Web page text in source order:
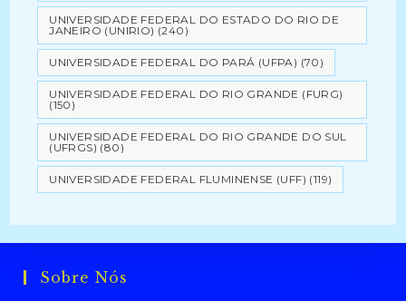
UNIVERSIDADE FEDERAL DO ESTADO DO RIO DE
JANEIRO (UNIRIO) (240)
UNIVERSIDADE FEDERAL DO PARÁ (UFPA) (70)
UNIVERSIDADE FEDERAL DO RIO GRANDE (FURG)
(150)
UNIVERSIDADE FEDERAL DO RIO GRANDE DO SUL
(UFRGS) (80)
UNIVERSIDADE FEDERAL FLUMINENSE (UFF) (119)
Sobre Nós